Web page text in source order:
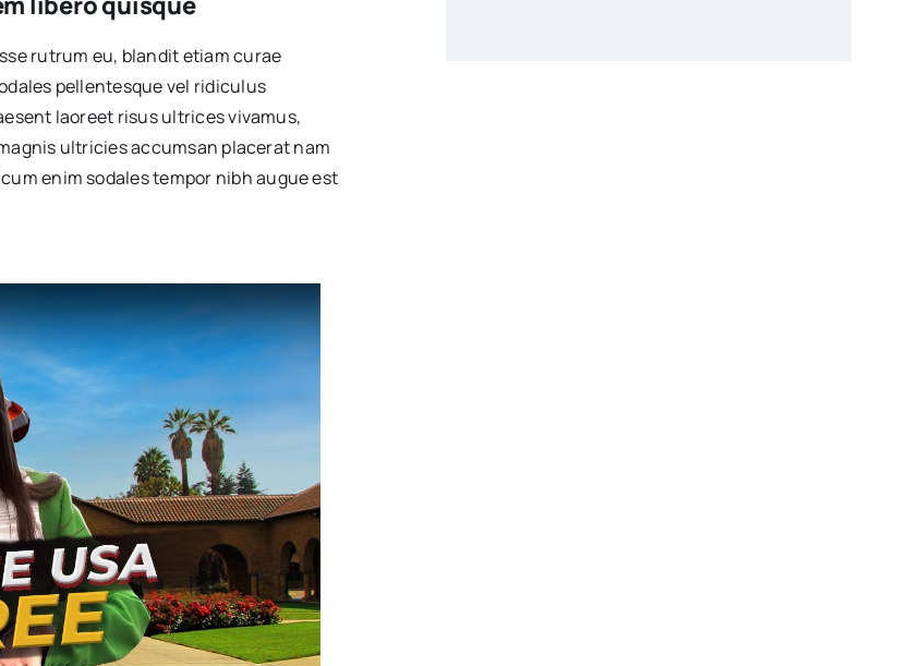
rutrum eu, blandit etiam curae
pellentesque vel ridiculus
laoreet risus ultrices vivamus,
ultricies accumsan placerat nam
enim sodales tempor nibh augue est